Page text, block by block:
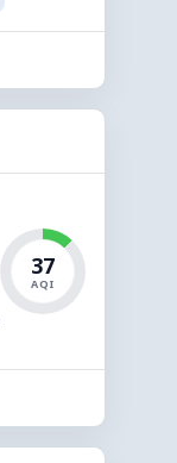
37
AQI